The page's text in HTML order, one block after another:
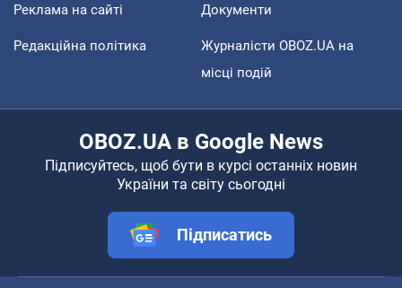
Реклама на сайті Документи
Редакційна політика
Журналісти OBOZ.UA на
місці подій
OBOZ.UA в Google News
Підписуйтесь, щоб бути в курсі останніх новин
України та світу сьогодні
Підписатись